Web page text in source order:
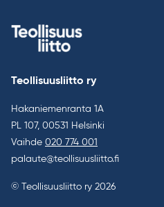
Teollisuusliitto ry
Hakaniemenranta 1A
PL 107, 00531 Helsinki
Vaihde 020 774 001
palaute@teollisuusliitto.fi
© Teollisuusliitto ry 2026